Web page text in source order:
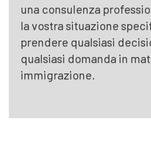
una consulenza
la vostra situazione
prendere qualsiasi
qualsiasi domanda in
immigrazione.